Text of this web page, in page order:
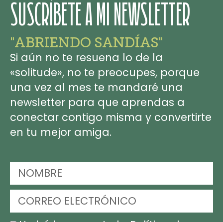
SUSCRÍBETE A MI NEWSLETTER
"ABRIENDO SANDÍAS"
Si aún no te resuena lo de la
«solitude», no te preocupes, porque
una vez al mes te mandaré una
newsletter para que aprendas a
conectar contigo misma y convertirte
en tu mejor amiga.